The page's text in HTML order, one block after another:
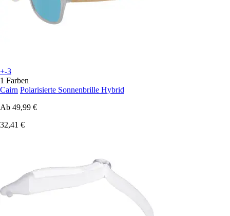
+-3
1 Farben
Cairn Polarisierte Sonnenbrille Hybrid
Ab 49,99 €
32,41 €